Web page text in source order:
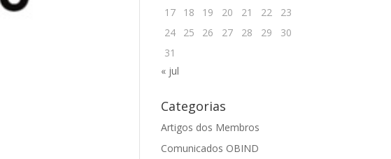
17
18 19 20 21 22
23
24
25 26 27 28 29
30
31
« jul
Categorias
Artigos dos Membros
Comunicados OBIND